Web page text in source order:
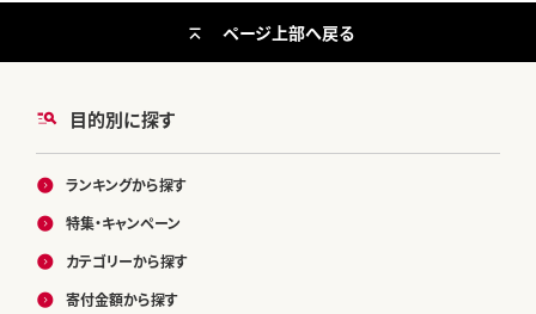
目的別に探す
ランキングから探す
特集・キャンペーン
カテゴリーから探す
寄付金額から探す
ページ上部へ戻る